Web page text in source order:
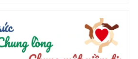
vươn lên khá giả cho người lao
phương chính là xuất khẩu lao